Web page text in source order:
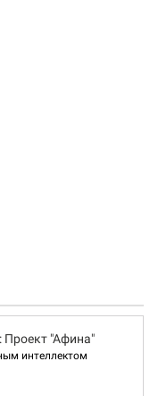
Проект "Афина"
интеллектом